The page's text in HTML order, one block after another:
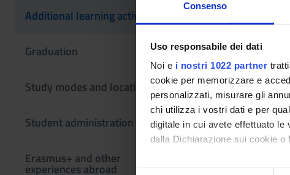
Consenso
Uso responsabile dei dati
Noi e i nostri 1022 partner
cookie per memorizzare e
personalizzati, misurare gli
chi utilizza i vostri dati e per
digitale in cui avete effettuato
dalla Dichiarazione sui cookie
Con il tuo consenso, vorremmo
Additional learning activities
Graduation
Study modes and locations
Student administration
Erasmus+ and other
experiences abroad
The course is given by